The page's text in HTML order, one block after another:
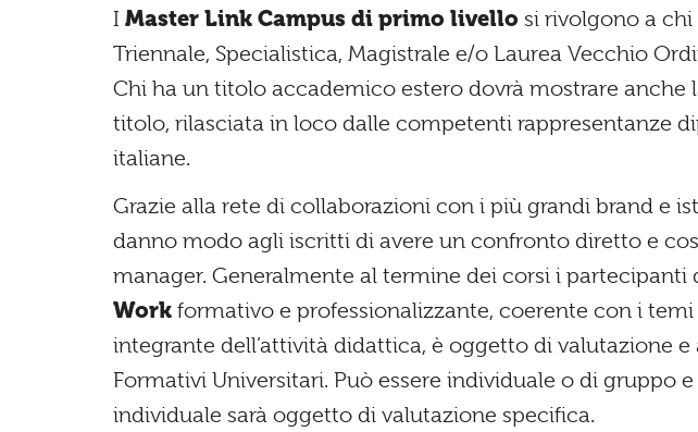
I Master Link Campus di primo livello si rivolgono a chi
Triennale, Specialistica, Magistrale e/o Laurea Vecchio
Chi ha un titolo accademico estero dovrà mostrare anche
titolo, rilasciata in loco dalle competenti rappresentanze
italiane.
Grazie alla rete di collaborazioni con i più grandi brand e
danno modo agli iscritti di avere un confronto diretto e
manager. Generalmente al termine dei corsi i partecipanti
Work formativo e professionalizzante, coerente con i
integrante dell’attività didattica, è oggetto di valutazione
Formativi Universitari. Può essere individuale o di gruppo
individuale sarà oggetto di valutazione specifica.